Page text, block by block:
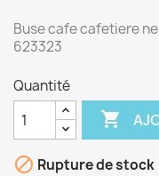
Buse cafe cafetiere
623323
Quantité

 Rupture de stock